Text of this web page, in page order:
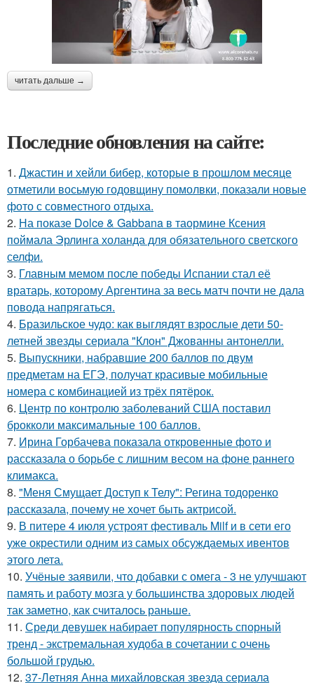
читать дальше →
Последние обновления на сайте:
1. Джастин и хейли бибер, которые в прошлом месяце
отметили восьмую годовщину помолвки, показали новые
фото с совместного отдыха.
2. На показе Dolce & Gabbana в таормине Ксения
поймала Эрлинга холанда для обязательного светского
селфи.
3. Главным мемом после победы Испании стал её
вратарь, которому Аргентина за весь матч почти не дала
повода напрягаться.
4. Бразильское чудо: как выглядят взрослые дети 50-
летней звезды сериала "Клон" Джованны антонелли.
5. Выпускники, набравшие 200 баллов по двум
предметам на ЕГЭ, получат красивые мобильные
номера с комбинацией из трёх пятёрок.
6. Центр по контролю заболеваний США поставил
брокколи максимальные 100 баллов.
7. Ирина Горбачева показала откровенные фото и
рассказала о борьбе с лишним весом на фоне раннего
климакса.
8. "Меня Смущает Доступ к Телу": Регина тодоренко
рассказала, почему не хочет быть актрисой.
9. В питере 4 июля устроят фестиваль Milf и в сети его
уже окрестили одним из самых обсуждаемых ивентов
этого лета.
10. Учёные заявили, что добавки с омега - 3 не улучшают
память и работу мозга у большинства здоровых людей
так заметно, как считалось раньше.
11. Среди девушек набирает популярность спорный
тренд - экстремальная худоба в сочетании с очень
большой грудью.
12. 37-Летняя Анна михайловская звезда сериала